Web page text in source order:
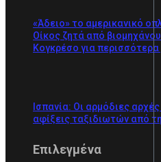
«Άδειο» το αμερικανικό
Οίκος ζητά από
Κογκρέσο για
Ισπανία: Οι αρμόδιες
αφίξεις ταξιδιωτών από
Επιλεγμένα